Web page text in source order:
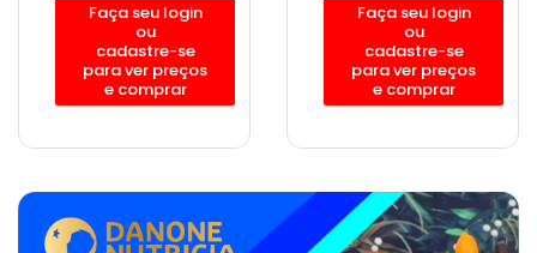
Faça seu login
ou
cadastre-se
para ver preços
e comprar
Faça seu login
ou
cadastre-se
para ver preços
e comprar